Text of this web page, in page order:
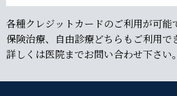
各種クレジットカードのご利用が可能
保険治療、自由診療どちらもご利用で
詳しくは医院までお問い合わせ下さい。